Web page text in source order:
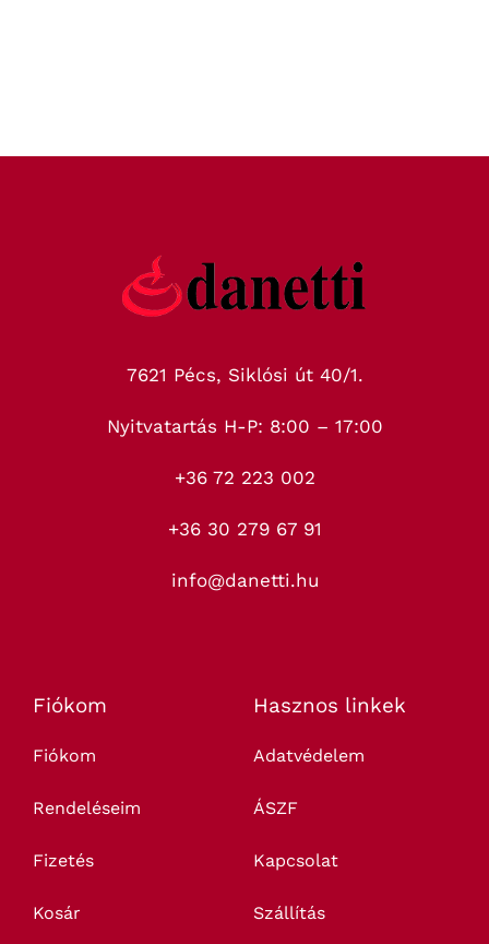
7621 Pécs, Siklósi út 40/1.
Nyitvatartás H-P: 8:00 – 17:00
+36 72 223 002
+36 30 279 67 91
info@danetti.hu
Fiókom
Fiókom
Rendeléseim
Fizetés
Kosár
Hasznos linkek
Adatvédelem
ÁSZF
Kapcsolat
Szállítás